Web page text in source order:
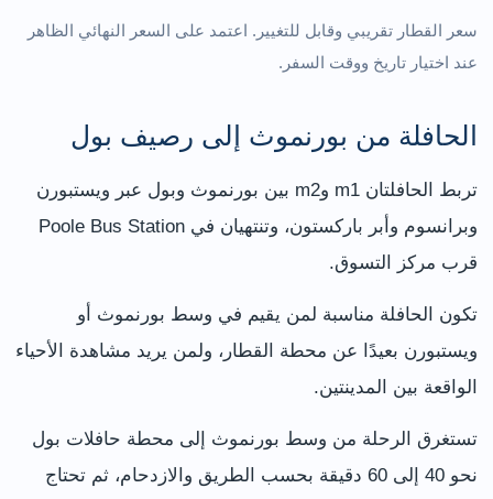
سعر القطار تقريبي وقابل للتغيير. اعتمد على السعر النهائي الظاهر
عند اختيار تاريخ ووقت السفر.
الحافلة من بورنموث إلى رصيف بول
تربط الحافلتان m1 وm2 بين بورنموث وبول عبر ويستبورن
وبرانسوم وأبر باركستون، وتنتهيان في Poole Bus Station
قرب مركز التسوق.
تكون الحافلة مناسبة لمن يقيم في وسط بورنموث أو
ويستبورن بعيدًا عن محطة القطار، ولمن يريد مشاهدة الأحياء
الواقعة بين المدينتين.
تستغرق الرحلة من وسط بورنموث إلى محطة حافلات بول
نحو 40 إلى 60 دقيقة بحسب الطريق والازدحام، ثم تحتاج